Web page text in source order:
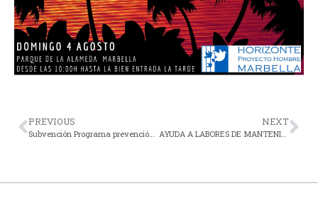
PREVIOUS
Subvención Programa prevención de adicciones y abuso de tecnologías
NEXT
AYUDA A LABORES DE MANTENIMIENTO DE ASOCIACION HORIZONTE PROYECTO HOMBRE